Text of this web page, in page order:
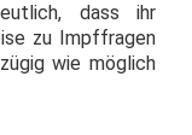
dass ihr
zu Impffragen
wie möglich